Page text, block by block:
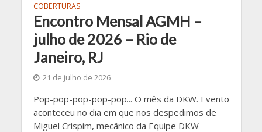
COBERTURAS
Encontro Mensal AGMH –
julho de 2026 – Rio de
Janeiro, RJ
21 de julho de 2026
Pop-pop-pop-pop-pop... O mês da DKW. Evento
aconteceu no dia em que nos despedimos de
Miguel Crispim, mecânico da Equipe DKW-